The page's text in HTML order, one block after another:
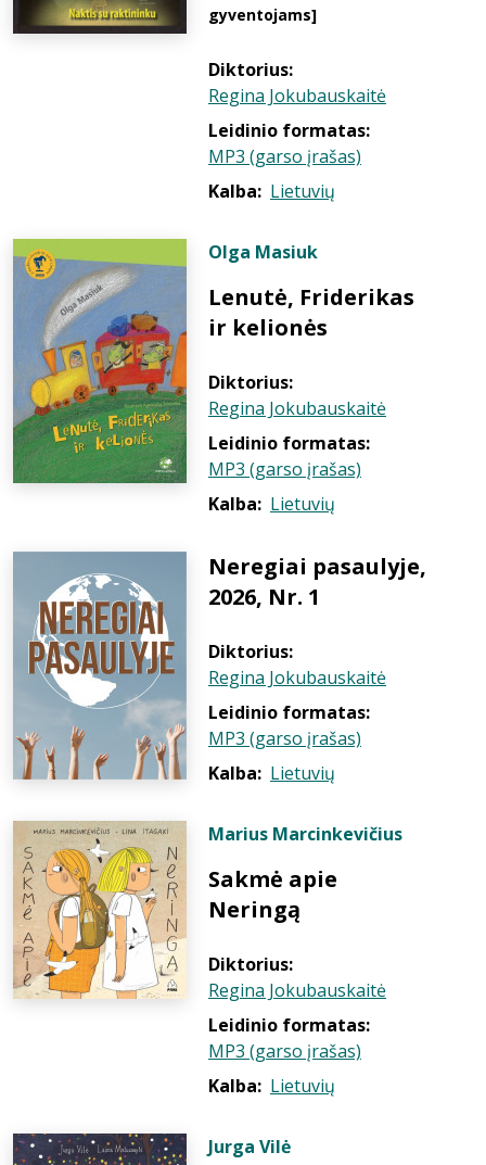
gyventojams]
Diktorius:
Regina Jokubauskaitė
Leidinio formatas:
MP3 (garso įrašas)
Kalba: Lietuvių
Olga Masiuk
Lenutė, Friderikas
ir kelionės
Diktorius:
Regina Jokubauskaitė
Leidinio formatas:
MP3 (garso įrašas)
Kalba: Lietuvių
Neregiai pasaulyje,
2026, Nr. 1
Diktorius:
Regina Jokubauskaitė
Leidinio formatas:
MP3 (garso įrašas)
Kalba: Lietuvių
Marius Marcinkevičius
Sakmė apie
Neringą
Diktorius:
Regina Jokubauskaitė
Leidinio formatas:
MP3 (garso įrašas)
Kalba: Lietuvių
Jurga Vilė